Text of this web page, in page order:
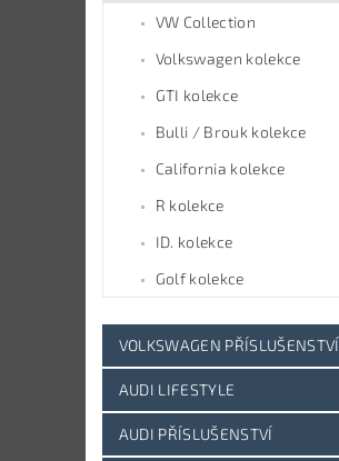
VW Collection
Volkswagen kolekce
GTI kolekce
Bulli / Brouk kolekce
California kolekce
R kolekce
ID. kolekce
Golf kolekce
VOLKSWAGEN PŘÍSLUŠENSTVÍ
AUDI LIFESTYLE
AUDI PŘÍSLUŠENSTVÍ